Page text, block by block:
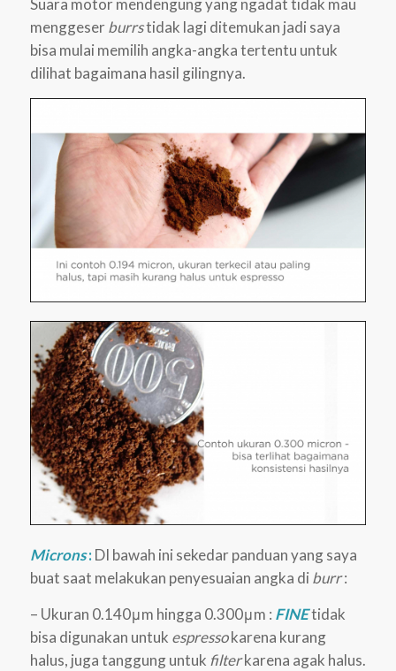
Suara motor mendengung yang ngadat tidak mau
menggeserburrstidak lagi ditemukan jadi saya
bisa mulai memilih angka-angka tertentu untuk
dilihat bagaimana hasil gilingnya.
Microns:DI bawah ini sekedar panduan yang saya
buat saat melakukan penyesuaian angka di burr:
– Ukuran 0.140μm hingga 0.300μm : FINEtidak
bisa digunakan untuk espressokarena kurang
halus, juga tanggung untuk filterkarena agak halus.